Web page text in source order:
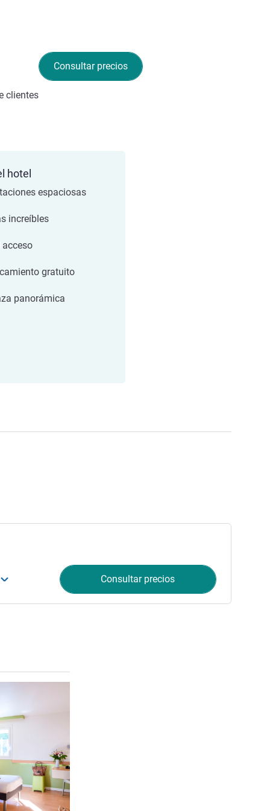
Consultar precios
clientes
hotel
espaciosas
increíbles
acceso
gratuito
panorámica
Consultar precios